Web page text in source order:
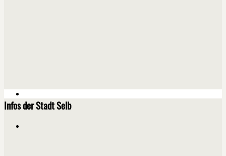
Infos der Stadt Selb